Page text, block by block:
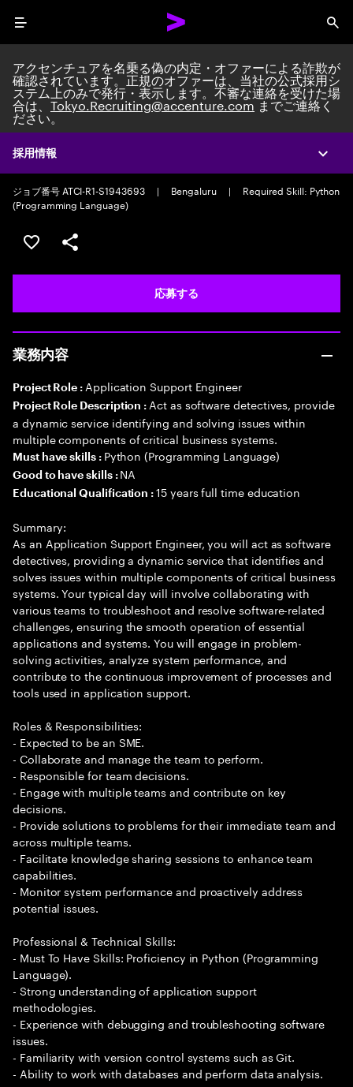
Menu
採用情報
アクセンチュアを名乗る偽の内定・オファーによる詐欺が
確認されています。正規のオファーは、当社の公式採用シ
ステム上のみで発行・表示します。不審な連絡を受けた場
合は、Tokyo.Recruiting@accenture.comまでご連絡く
ださい。
Application Support Engineer
Application Automation Engineering Team Lead/Consultant
Full time
ジョブ番号 ATCI-R1-S1943693
| Bengaluru |
Required Skill: Python
(Programming Language)
ポジションを保存する 【首都圏エリア】契約社員（給
シェア
応募する
業務内容
Project Role : Application Support Engineer
Project Role Description : Act as software detectives, provide
a dynamic service identifying and solving issues within
multiple components of critical business systems.
Must have skills : Python (Programming Language)
Good to have skills : NA
Educational Qualification :15 years full time education
Summary:
As an Application Support Engineer, you will act as software
detectives, providing a dynamic service that identifies and
solves issues within multiple components of critical business
systems. Your typical day will involve collaborating with
various teams to troubleshoot and resolve software-related
challenges, ensuring the smooth operation of essential
applications and systems. You will engage in problem-
solving activities, analyze system performance, and
contribute to the continuous improvement of processes and
tools used in application support.
Roles & Responsibilities:
- Expected to be an SME.
- Collaborate and manage the team to perform.
- Responsible for team decisions.
- Engage with multiple teams and contribute on key
decisions.
- Provide solutions to problems for their immediate team and
across multiple teams.
- Facilitate knowledge sharing sessions to enhance team
capabilities.
- Monitor system performance and proactively address
potential issues.
Professional & Technical Skills:
- Must To Have Skills: Proficiency in Python (Programming
Language).
- Strong understanding of application support
methodologies.
- Experience with debugging and troubleshooting software
issues.
- Familiarity with version control systems such as Git.
- Ability to work with databases and perform data analysis.